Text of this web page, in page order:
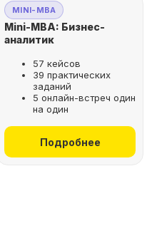
MINI-MBA
Mini-MBA: Бизнес-
аналитик
57 кейсов
39 практических
заданий
5 онлайн-встреч один
на один
Подробнее